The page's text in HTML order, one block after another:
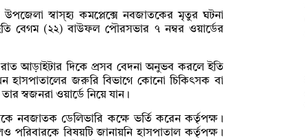
স্বাস্হ্য কমপ্লেক্সে নবজাতকের মৃতুর ঘটনা
বেগম (২২) বাউফল পৌরসভার ৭ নম্বর ওয়ার্ডের
আড়াইটার দিকে প্রসব বেদনা অনুভব করলে ইতি
হাসপাতালের জরুরি বিভাগে কোনো চিকিৎসক বা
স্বজনরা ওয়ার্ডে নিয়ে যান।
নবজাতক ডেলিভারি কক্ষে ভর্তি করেন কর্তৃপক্ষ।
পরিবারকে বিষয়টি জানায়নি হাসপাতাল কর্তৃপক্ষ।